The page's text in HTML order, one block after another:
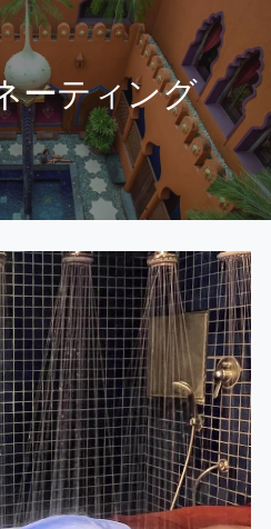
ーティング